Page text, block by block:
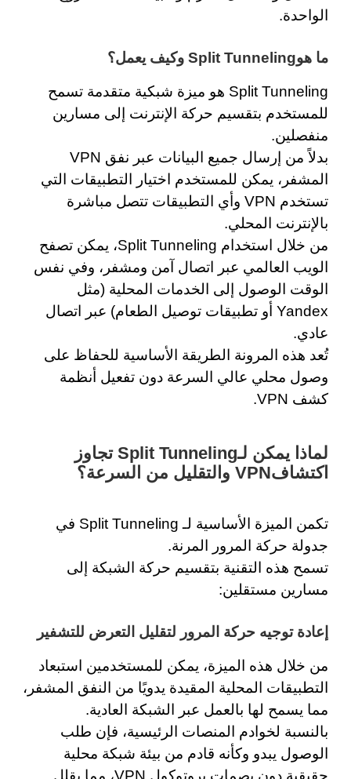
الواحدة.
ما هوSplit Tunneling وكيف يعمل؟
Split Tunneling هو ميزة شبكية متقدمة تسمح
للمستخدم بتقسيم حركة الإنترنت إلى مسارين
منفصلين.
بدلاً من إرسال جميع البيانات عبر نفق VPN
المشفر، يمكن للمستخدم اختيار التطبيقات التي
تستخدم VPN وأي التطبيقات تتصل مباشرة
بالإنترنت المحلي.
من خلال استخدام Split Tunneling، يمكن تصفح
الويب العالمي عبر اتصال آمن ومشفر، وفي نفس
الوقت الوصول إلى الخدمات المحلية (مثل
Yandex أو تطبيقات توصيل الطعام) عبر اتصال
عادي.
تُعد هذه المرونة الطريقة الأساسية للحفاظ على
وصول محلي عالي السرعة دون تفعيل أنظمة
كشف VPN.
لماذا يمكن لـSplit Tunneling تجاوز
اكتشافVPN والتقليل من السرعة؟
تكمن الميزة الأساسية لـ Split Tunneling في
جدولة حركة المرور المرنة.
تسمح هذه التقنية بتقسيم حركة الشبكة إلى
مسارين مستقلين:
إعادة توجيه حركة المرور لتقليل التعرض للتشفير
من خلال هذه الميزة، يمكن للمستخدمين استبعاد
التطبيقات المحلية المقيدة يدويًا من النفق المشفر،
مما يسمح لها بالعمل عبر الشبكة العادية.
بالنسبة لخوادم المنصات الرئيسية، فإن طلب
الوصول يبدو وكأنه قادم من بيئة شبكة محلية
حقيقية دون بصمات بروتوكول VPN، مما يقلل